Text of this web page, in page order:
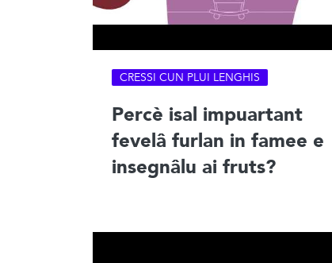
CRESSI CUN PLUI LENGHIS
Percè isal impuartant
fevelâ furlan in famee e
insegnâlu ai fruts?